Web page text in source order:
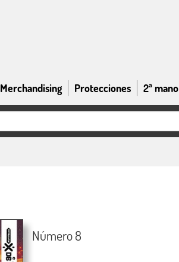
Merchandising Protecciones 2ª mano
Número 8